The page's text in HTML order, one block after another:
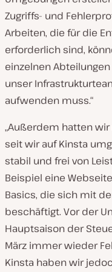
Zugriffs- und
Arbeiten, die für die
erforderlich sind,
einzelnen
unser
aufwenden muss.“
„Außerdem hatten
seit wir auf Kinsta
stabil und frei von
Beispiel eine
Basics, die sich mit
beschäftigt. Vor der
Hauptsaison der
März immer wieder
Kinsta haben wir